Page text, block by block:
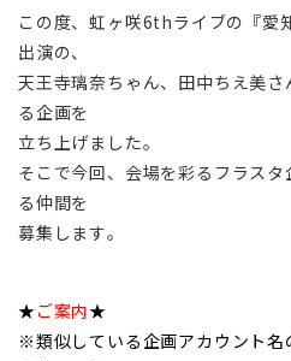
この度、虹ヶ咲6thライブの『愛
出演の、
天王寺璃奈ちゃん、田中ちえ美
る企画を
立ち上げました。
そこで今回、会場を彩るフラス
る仲間を
募集します。
★ご案内★
※類似している企画アカウント名